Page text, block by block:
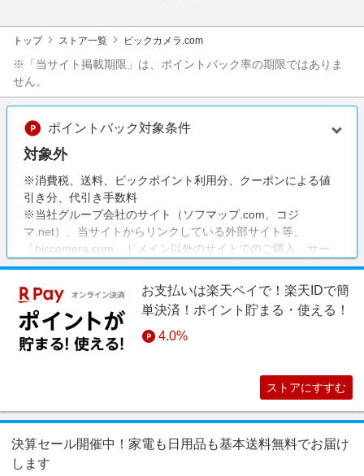
トップ ストア一覧 ビックカメラ.com
※「当サイト掲載期限」は、ポイントバック率の期限ではありま
せん。
ポイントバック対象条件
対象外
※消費税、送料、ビックポイント利用分、クーポンによる値
引き分、代引き手数料
※当社グループ会社のサイト（ソフマップ.com、コジ
マ.net）、当サイトからリンクしている外部サイト等、
「biccamera.com」ドメイン以外のサイトでのご購入、サー
ビス（商品の店舗取り置き）、ビック酒販、ビックカメラリ
お支払いは楽天ペイで！楽天IDで簡
単決済！ポイント貯まる・使える！
4.0%
ストアにすすむ
決算セール開催中！家電も日用品も基本送料無料でお届け
します